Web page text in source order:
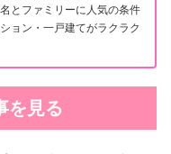
とファミリーに人気の条件
ョン・一戸建てがラクラク
を見る